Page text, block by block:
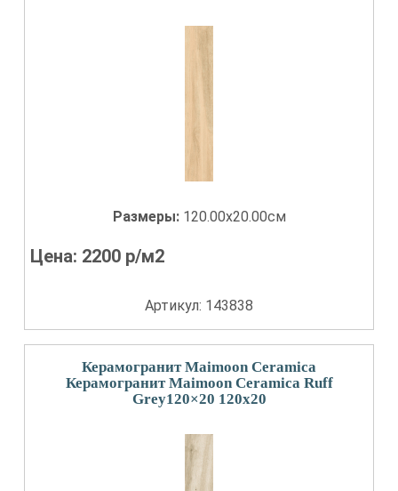
Размеры: 120.00x20.00см
Цена: 2200 р/м2
Артикул: 143838
Керамогранит Maimoon Ceramica
Керамогранит Maimoon Ceramica Ruff
Grey120×20 120x20